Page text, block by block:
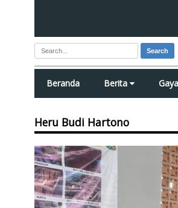
Search
Beranda Berita
Heru Budi Hartono